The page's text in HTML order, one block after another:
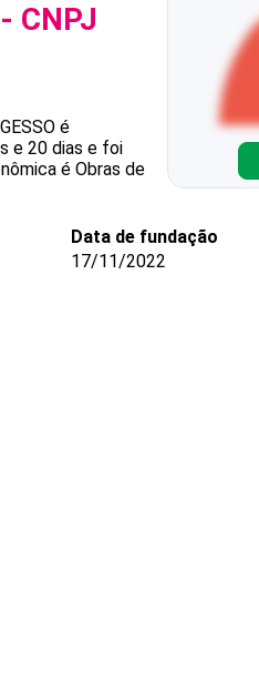
- CNPJ
é
e 20 dias e foi
é Obras de
Data de fundação
17/11/2022